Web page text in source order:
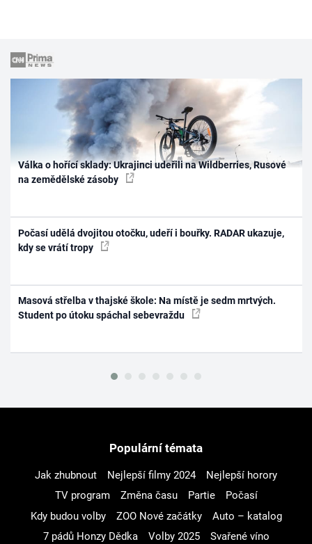
Válka o hořící sklady: Ukrajinci udeřili na Wildberries, Rusové
na zemědělské zásoby
Počasí udělá dvojitou otočku, udeří i bouřky. RADAR ukazuje,
kdy se vrátí tropy
Masová střelba v thajské škole: Na místě je sedm mrtvých.
Student po útoku spáchal sebevraždu
Populární témata
Jak zhubnout Nejlepší filmy 2024
Nejlepší horory
TV program
Změna času Partie
Počasí
Kdy budou volby
ZOO Nové začátky
Auto – katalog
7 pádů Honzy Dědka
Volby 2025
Svařené víno